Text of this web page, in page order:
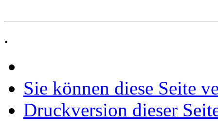
.
Sie können diese Seite
Druckversion dieser